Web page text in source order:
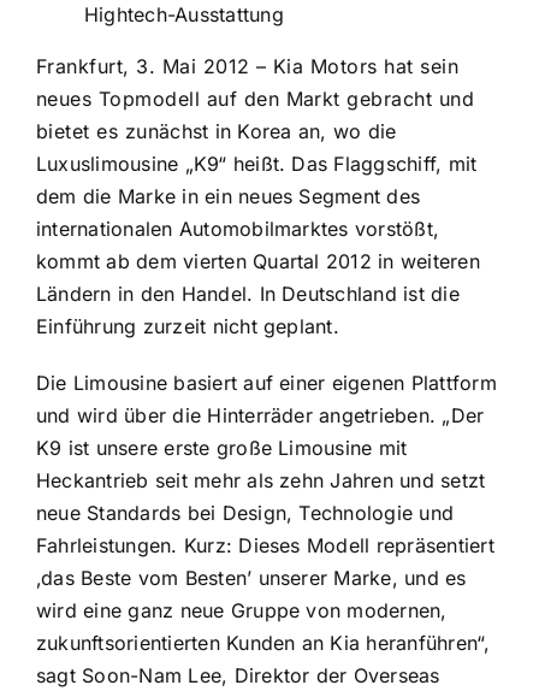
Hightech-Ausstattung
Frankfurt, 3. Mai 2012 – Kia Motors hat sein
neues Topmodell auf den Markt gebracht und
bietet es zunächst in Korea an, wo die
Luxuslimousine „K9“ heißt. Das Flaggschiff, mit
dem die Marke in ein neues Segment des
internationalen Automobilmarktes vorstößt,
kommt ab dem vierten Quartal 2012 in weiteren
Ländern in den Handel. In Deutschland ist die
Einführung zurzeit nicht geplant.
Die Limousine basiert auf einer eigenen Plattform
und wird über die Hinterräder angetrieben. „Der
K9 ist unsere erste große Limousine mit
Heckantrieb seit mehr als zehn Jahren und setzt
neue Standards bei Design, Technologie und
Fahrleistungen. Kurz: Dieses Modell repräsentiert
‚das Beste vom Besten’ unserer Marke, und es
wird eine ganz neue Gruppe von modernen,
zukunftsorientierten Kunden an Kia heranführen“,
sagt Soon-Nam Lee, Direktor der Overseas